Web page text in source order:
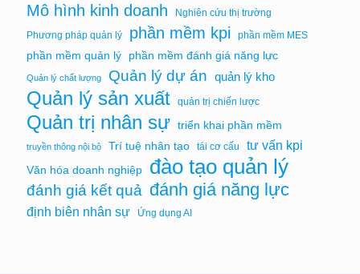
Mô hình kinh doanh
Nghiên cứu thị trường
Phương pháp quản lý
phần mềm kpi phần mềm MES
phần mềm quản lý phần mềm đánh giá năng lực
Quản lý chất lượng Quản lý dự án quản lý kho
Quản lý sản xuất quản trị chiến lược
Quản trị nhân sự triển khai phần mềm
truyền thông nội bộ Trí tuệ nhân tạo tái cơ cấu tư vấn kpi
Văn hóa doanh nghiệp đào tạo quản lý
đánh giá kết quả đánh giá năng lực
định biên nhân sự Ứng dụng AI